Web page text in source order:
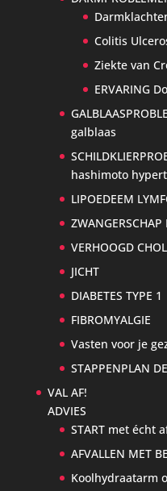
Colitis
Ziekte van
ERVARING
galblaas
hashimoto
LIPOEDEEM
VERHOOGD
JICHT
DIABETES TYPE 1
FIBROMYALGIE
Vasten voor je
STAPPENPLAN
VAL AF!
ADVIES
START met écht
AFVALLEN MET
Koolhydraatarm